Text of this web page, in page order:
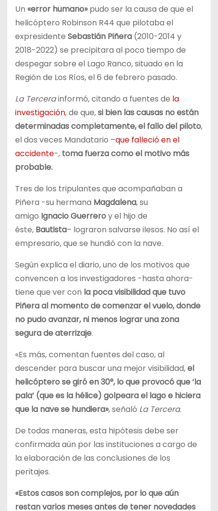
Un «error humano»pudo ser la causa de que el
helicóptero Robinson R44 que pilotaba el
expresidente Sebastián Piñera (2010-2014 y
2018-2022) se precipitara al poco tiempo de
despegar sobre el Lago Ranco, situado en la
Región de Los Ríos, el 6 de febrero pasado.
La Tercerainformó, citando a fuentes de la
investigación, de que,si bien las causas no están
determinadas completamente, el fallo del piloto,
el dos veces Mandatario –que falleció en el
accidente-, toma fuerza como el motivo más
probable.
Tres de los tripulantes que acompañaban a
Piñera -su hermana Magdalena, su
amigo Ignacio Guerreroy el hijo de
éste, Bautista– lograron salvarse ilesos. No así el
empresario, que se hundió con la nave.
Según explica el diario, uno de los motivos que
convencen a los investigadores -hasta ahora-
tiene que ver con la poca visibilidad que tuvo
Piñera al momento de comenzar el vuelo, donde
no pudo avanzar, ni menos lograr una zona
segura de aterrizaje.
«Es más, comentan fuentes del caso, al
descender para buscar una mejor visibilidad,el
helicóptero se giró en 30°, lo que provocó que ‘la
pala’ (que es la hélice) golpeara el lago e hiciera
que la nave se hundiera», señaló La Tercera.
De todas maneras, esta hipótesis debe ser
confirmada aún por las instituciones a cargo de
la elaboración de las conclusiones de los
peritajes.
«Estos casos son complejos, por lo que aún
restan varios meses antes de tener novedades